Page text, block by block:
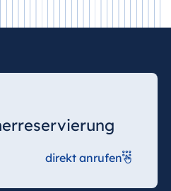
direkt anrufen